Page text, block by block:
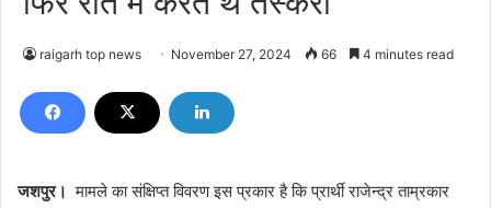
raigarh top news November 27, 2024 66 4 minutes read
जशपुर। मामले का संक्षिप्त विवरण इस प्रकार है कि प्रार्थी राजेन्द्र ताम्रकार